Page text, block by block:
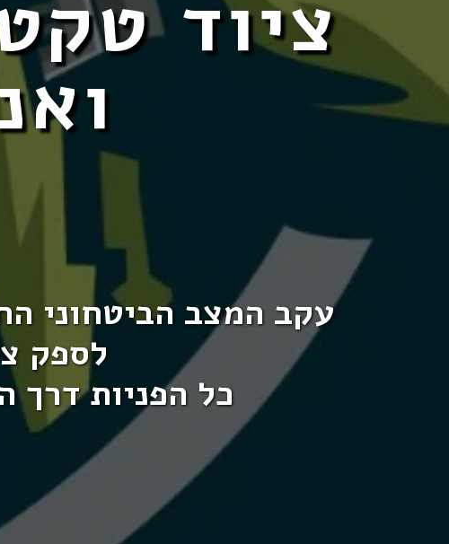
ציוד
עקב המצב הביטחוני
לספק
כל הפניות דרך